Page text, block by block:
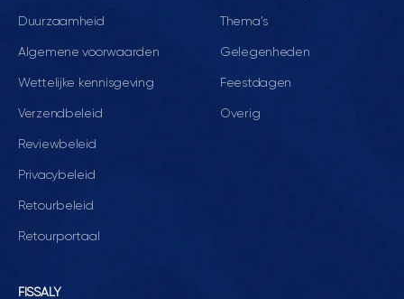
Duurzaamheid
Algemene voorwaarden
Wettelijke kennisgeving
Verzendbeleid
Reviewbeleid
Privacybeleid
Retourbeleid
Retourportaal
Thema's
Gelegenheden
Feestdagen
Overig
FISSALY